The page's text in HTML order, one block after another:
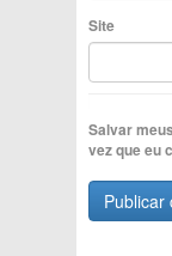
Site
Salvar
vez que eu